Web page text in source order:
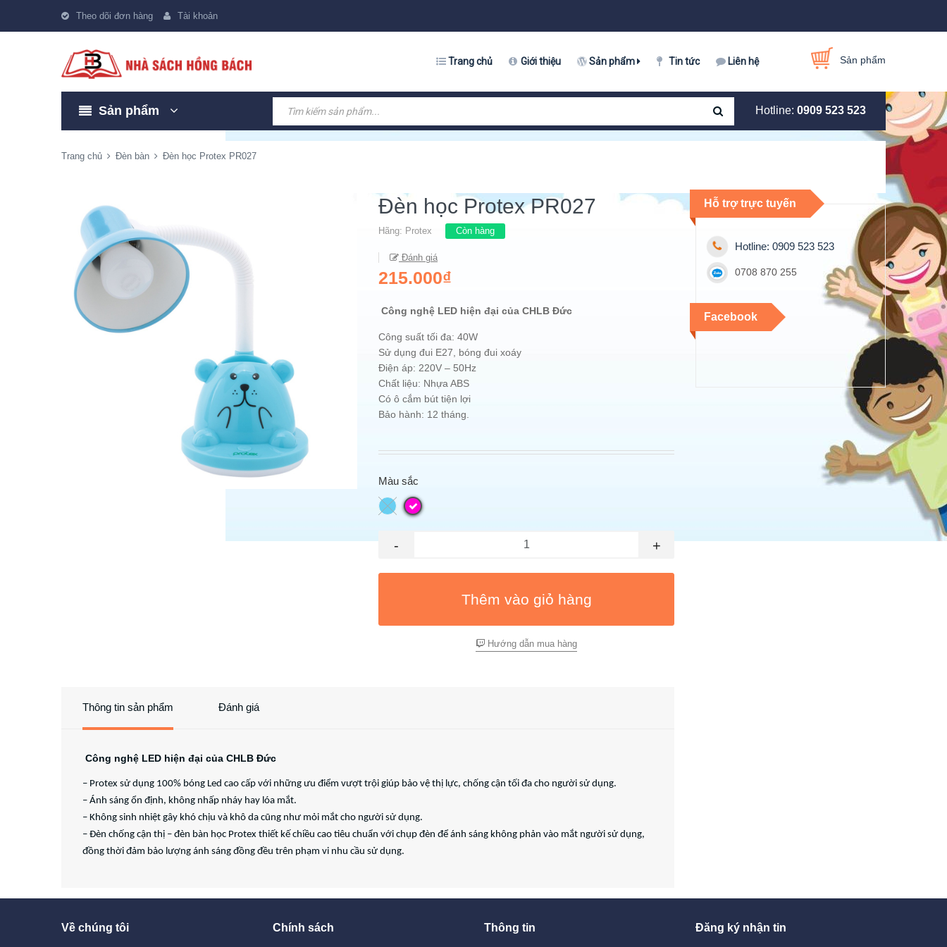
Theo dõi đơn hàng Tài khoản
Trang chủ Giới thiệu Sản phẩm Tin tức Liên hệ Sản phẩm
Sản phẩm Hotline: 0909 523 523
Trang chủ Đèn bàn Đèn học Protex PR027
Đèn học Protex PR027
Hãng: Protex Còn hàng
Đánh giá
215.000₫
Công nghệ LED hiện đại của CHLB Đức
Công suất tối đa: 40W
Sử dụng đui E27, bóng đui xoáy
Điện áp: 220V – 50Hz
Chất liệu: Nhựa ABS
Có ô cắm bút tiện lợi
Bảo hành: 12 tháng.
Màu sắc
- +
Thêm vào giỏ hàng
Hướng dẫn mua hàng
Thông tin sản phẩm Đánh giá
Công nghệ LED hiện đại của CHLB Đức
– Protex sử dụng 100% bóng Led cao cấp với những ưu điểm vượt trội giúp bảo vệ thị lực, chống cận tối đa cho người sử dụng.
– Ánh sáng ổn định, không nhấp nháy hay lóa mắt.
– Không sinh nhiệt gây khó chịu và khô da cũng như mỏi mắt cho người sử dụng.
– Đèn chống cận thị – đèn bàn học Protex thiết kế chiều cao tiêu chuẩn với chụp đèn để ánh sáng không phản vào mắt người sử dụng,
đồng thời đảm bảo lượng ánh sáng đồng đều trên phạm vi nhu cầu sử dụng.
Hỗ trợ trực tuyến
Hotline: 0909 523 523
0708 870 255
Facebook
Về chúng tôi Chính sách Thông tin Đăng ký nhận tin